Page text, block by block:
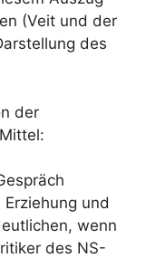
(Veit und der
des
der
und
wenn
des NS-